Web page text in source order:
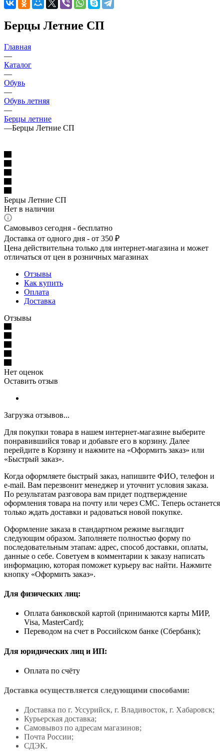
Берцы Летние СП
Главная
—
Каталог
—
Обувь
—
Обувь летняя
—
Берцы летние
—Берцы Летние СП
Берцы Летние СП
Нет в наличии
Самовывоз сегодня - бесплатно
Доставка от одного дня - от 350 ₽
Цена действительна только для интернет-магазина и может
отличаться от цен в розничных магазинах
Отзывы
Как купить
Оплата
Доставка
Отзывы
Нет оценок
Оставить отзыв
Загрузка отзывов...
Для покупки товара в нашем интернет-магазине выберите
понравившийся товар и добавьте его в корзину. Далее
перейдите в Корзину и нажмите на «Оформить заказ» или
«Быстрый заказ».
Когда оформляете быстрый заказ, напишите ФИО, телефон и
e-mail. Вам перезвонит менеджер и уточнит условия заказа.
По результатам разговора вам придет подтверждение
оформления товара на почту или через СМС. Теперь останется
только ждать доставки и радоваться новой покупке.
Оформление заказа в стандартном режиме выглядит
следующим образом. Заполняете полностью форму по
последовательным этапам: адрес, способ доставки, оплаты,
данные о себе. Советуем в комментарии к заказу написать
информацию, которая поможет курьеру вас найти. Нажмите
кнопку «Оформить заказ».
Для физических лиц:
Оплата банковской картой (принимаются карты МИР,
Visa, MasterCard);
Переводом на счет в Российском банке (Сбербанк);
Для юридических лиц и ИП:
Оплата по счёту
Доставка осуществляется следующими способами:
Доставка по г. Уссурийск, г. Владивосток, г. Хабаровск;
Курьерская доставка;
Самовывоз по адресам магазинов;
Почта России;
СДЭК.